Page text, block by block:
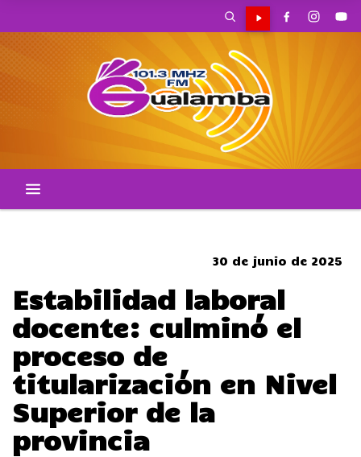
30 de junio de 2025
Estabilidad laboral
docente: culminó el
proceso de
titularización en Nivel
Superior de la
provincia